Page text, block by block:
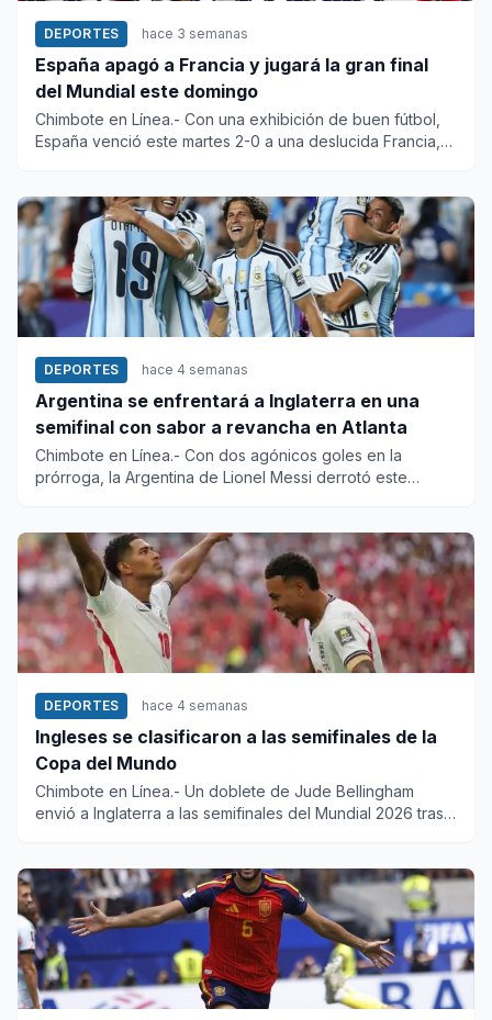
DEPORTES hace 3 semanas
España apagó a Francia y jugará la gran final
del Mundial este domingo
Chimbote en Línea.- Con una exhibición de buen fútbol,
España venció este martes 2-0 a una deslucida Francia,
DEPORTES hace 4 semanas
Argentina se enfrentará a Inglaterra en una
semifinal con sabor a revancha en Atlanta
Chimbote en Línea.- Con dos agónicos goles en la
prórroga, la Argentina de Lionel Messi derrotó este
DEPORTES hace 4 semanas
Ingleses se clasificaron a las semifinales de la
Copa del Mundo
Chimbote en Línea.- Un doblete de Jude Bellingham
envió a Inglaterra a las semifinales del Mundial 2026 tras